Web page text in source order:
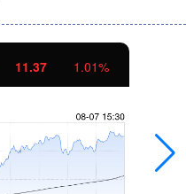
11.37 1.01%